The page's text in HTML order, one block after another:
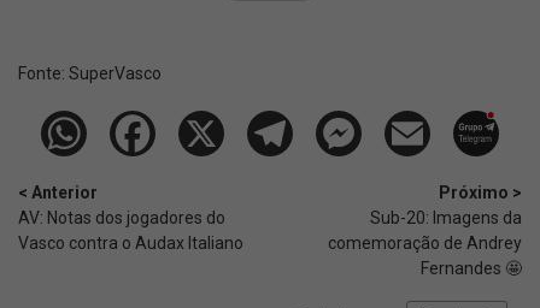
Fonte: SuperVasco‎‎‎‎‎‎
< Anterior
AV: Notas dos jogadores do
Vasco contra o Audax Italiano
Próximo >
Sub-20: Imagens da
comemoração de Andrey
Fernandes 🤩